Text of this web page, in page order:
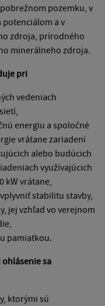
pozemku, v
a v
zdroja, prírodného
minerálneho zdroja.
pri
vedeniach
energiu a spoločné
vrátane zariadení
alebo budúcich
využívajúcich
kW vrátane,
stabilitu stavby,
jej vzhľad vo verejnom
pamiatkou.
sa
ktorými sú